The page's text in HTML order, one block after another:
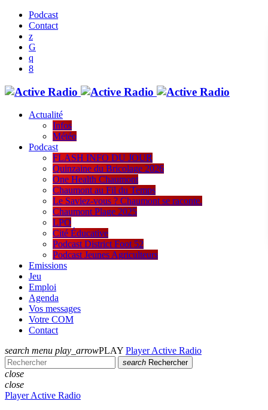
Podcast
Contact
Actualité
Infos
Météo
Podcast
FLASH INFO DU JOUR
Quinzaine du Bricolage 2026
One Health Chaumont
Chaumont au Fil du Temps
Le Saviez-vous ? Chaumont se raconte.
Chaumont Plage 2025
LPO
Cité Éducative
Podcast District Foot 52
Podcast Jeunes Agriculteurs
Emissions
Jeu
Emploi
Agenda
Vos messages
Votre COM
Contact
search menu play_arrowPLAY Player Active Radio
search Rechercher
close
close
Player Active Radio